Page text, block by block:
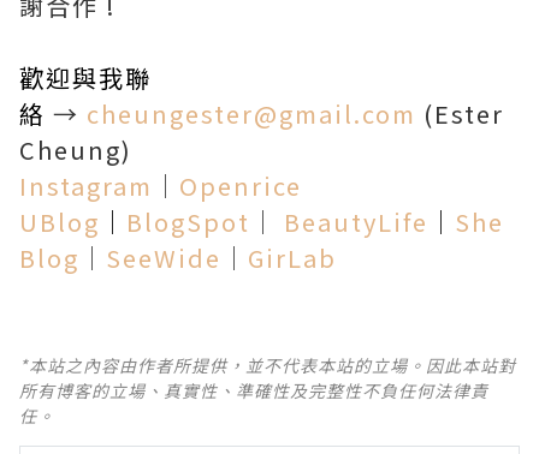
歡迎與我聯
絡 → cheungester@gmail.com (Ester
Cheung)
Instagram │ Openrice
UBlog │ BlogSpot │ BeautyLife │ She
Blog │ SeeWide │ GirLab
*本站之內容由作者所提供，並不代表本站的立場。因此本站對
所有博客的立場、真實性、準確性及完整性不負任何法律責
任。